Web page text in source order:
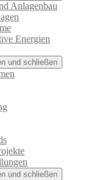
Anlagenbau
Energien
und schließen
und schließen